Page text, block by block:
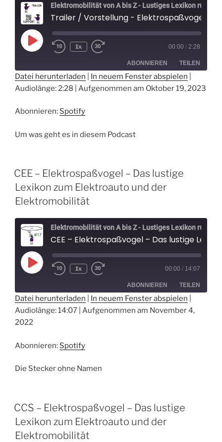
Play
Episode
1x 00:00 / 2:28
ABONNIEREN TEILEN
Spotify
RSS FEED
TEILEN
LINK
EMBED
Datei herunterladen In neuem Fenster abspielen
Audiolänge: 2:28
Aufgenommen am Oktober 19, 2023
Abonnieren: Spotify
Um was geht es in diesem Podcast
CEE – Elektrospaßvogel – Das lustige
Lexikon zum Elektroauto und der
Elektromobilität
Play
Episode
1x 00:00 / 14:07
ABONNIEREN TEILEN
Spotify
TEILEN
Datei herunterladen In neuem Fenster abspielen
Audiolänge: 14:07 Aufgenommen am November 4,
2022
Abonnieren: Spotify
Die Stecker ohne Namen
CCS – Elektrospaßvogel – Das lustige
Lexikon zum Elektroauto und der
Elektromobilität